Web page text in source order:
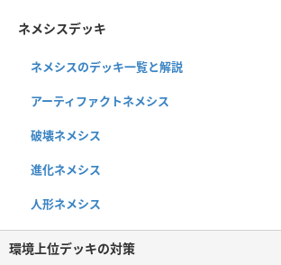
ネメシスデッキ
ネメシスのデッキ一覧と解説
アーティファクトネメシス
破壊ネメシス
進化ネメシス
人形ネメシス
環境上位デッキの対策